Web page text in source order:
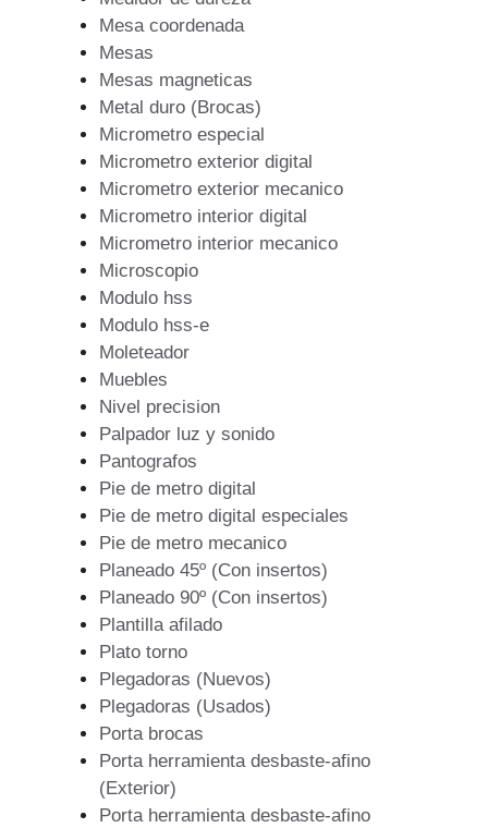
Mesa coordenada
Mesas
Mesas magneticas
Metal duro (Brocas)
Micrometro especial
Micrometro exterior digital
Micrometro exterior mecanico
Micrometro interior digital
Micrometro interior mecanico
Microscopio
Modulo hss
Modulo hss-e
Moleteador
Muebles
Nivel precision
Palpador luz y sonido
Pantografos
Pie de metro digital
Pie de metro digital especiales
Pie de metro mecanico
Planeado 45º (Con insertos)
Planeado 90º (Con insertos)
Plantilla afilado
Plato torno
Plegadoras (Nuevos)
Plegadoras (Usados)
Porta brocas
Porta herramienta desbaste-afino
(Exterior)
Porta herramienta desbaste-afino